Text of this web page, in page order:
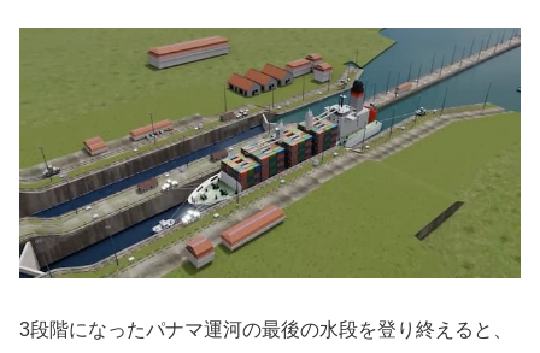
3段階になったパナマ運河の最後の水段を登り終えると、